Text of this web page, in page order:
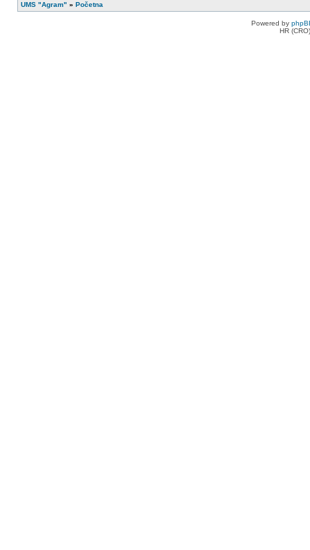
UMS "Agram" » Početna
Powered by
HR